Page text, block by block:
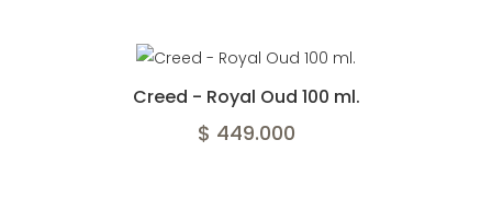
Creed - Royal Oud 100 ml.
$ 449.000